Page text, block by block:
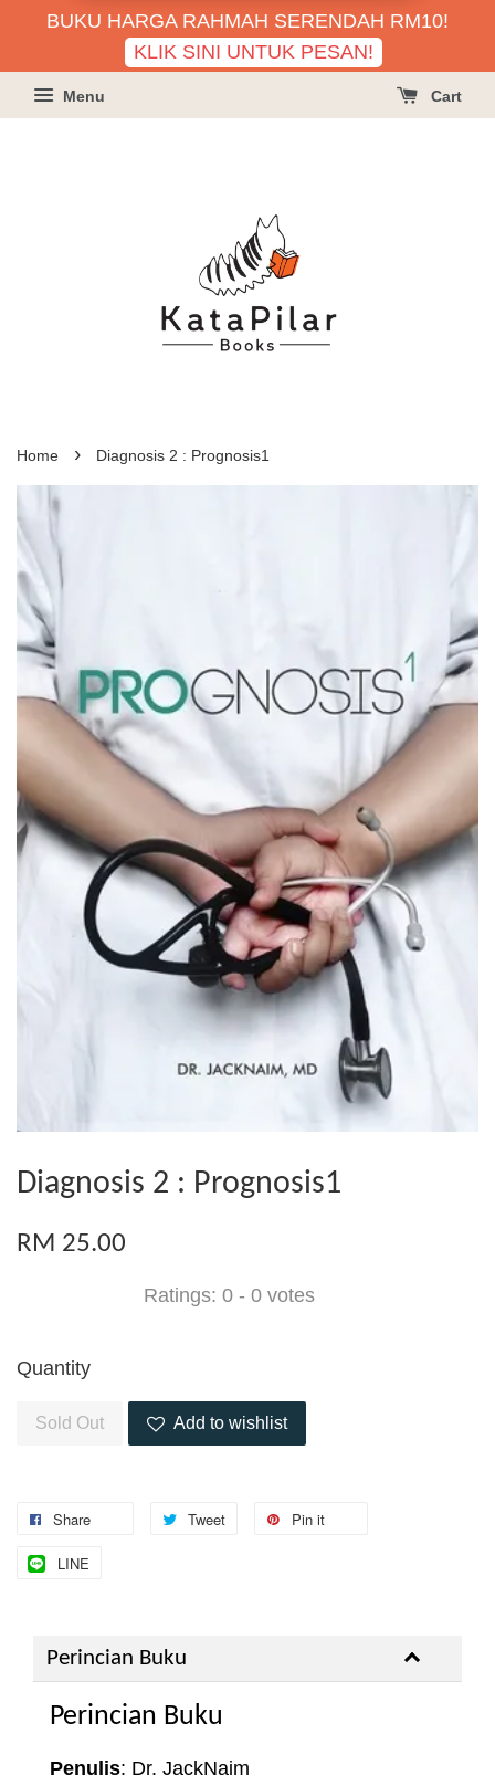
BUKU HARGA RAHMAH SERENDAH RM10!
KLIK SINI UNTUK PESAN!
Menu Cart
Home › Diagnosis 2 : Prognosis1
Diagnosis 2 : Prognosis1
RM 25.00
Ratings: 0 - 0 votes
Quantity
Sold Out Add to wishlist
Share Tweet Pin it
LINE
Perincian Buku
Perincian Buku
Penulis: Dr. JackNaim